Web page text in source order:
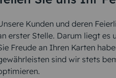
Kunden und deren
erster Stelle. Darum liegt es
Freude an Ihren Karten
sind wir stets